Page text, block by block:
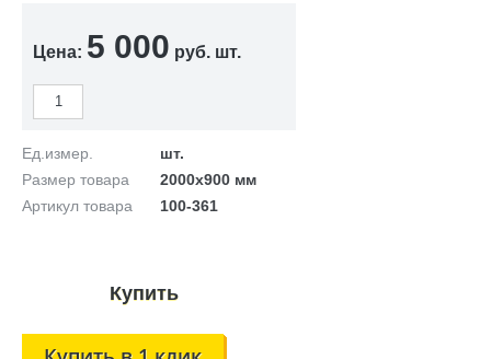
Цена: 5 000 руб. шт.
Ед.измер.
шт.
Размер товара
2000х900 мм
Артикул товара
100-361